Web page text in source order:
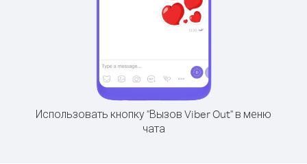
Использовать кнопку "Вызов Viber Out" в меню
чата